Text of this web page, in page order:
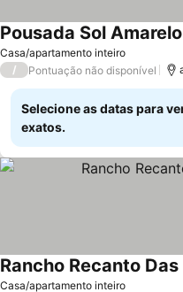
Casa/apartamento inteiro
Pousada Sol
/ Pontuação não disponível
Selecione as datas para
exatos.
Casa/apartamento inteiro
Rancho Recanto